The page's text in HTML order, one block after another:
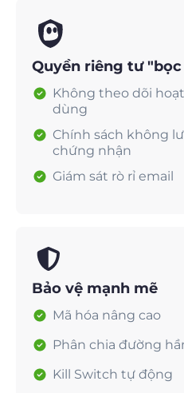
Quyền riêng tư
Không theo dõi
dùng
Chính sách không
chứng nhận
Giám sát rò rỉ email
Bảo vệ mạnh mẽ
Mã hóa nâng cao
Phân chia đường
Kill Switch tự động